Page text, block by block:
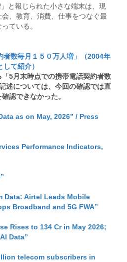
と報じられた小さな端末は、現
、教育、消費、仕事をつなぐ最
ている。
数毎月１５０万人増」（2004年
て紹介）
5月末時点での携帯電話契約者数
述については、今回の確認では直
認できなかった。
as on May, 2026” / Press
Performance Indicators,
Data: Airtel Leads Mobile
Broadband and 5G FWA”
Rises to 134 Cr in May 2026;
Data”
telecom subscribers in